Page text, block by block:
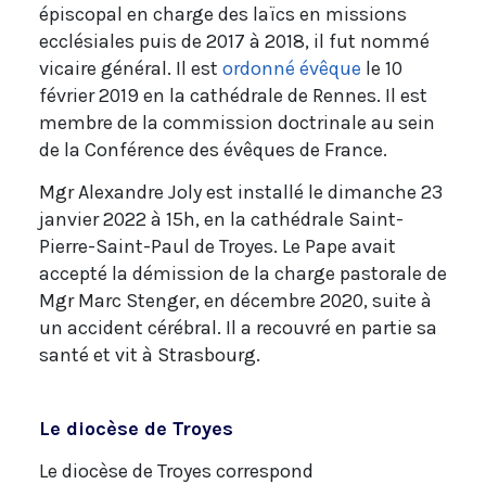
épiscopal en charge des laïcs en missions
ecclésiales puis de 2017 à 2018, il fut nommé
vicaire général. Il est ordonné évêque le 10
février 2019 en la cathédrale de Rennes. Il est
membre de la commission doctrinale au sein
de la Conférence des évêques de France.
Mgr Alexandre Joly est installé le dimanche 23
janvier 2022 à 15h, en la cathédrale Saint-
Pierre-Saint-Paul de Troyes. Le Pape avait
accepté la démission de la charge pastorale de
Mgr Marc Stenger, en décembre 2020, suite à
un accident cérébral. Il a recouvré en partie sa
santé et vit à Strasbourg.
Le diocèse de Troyes
Le diocèse de Troyes correspond